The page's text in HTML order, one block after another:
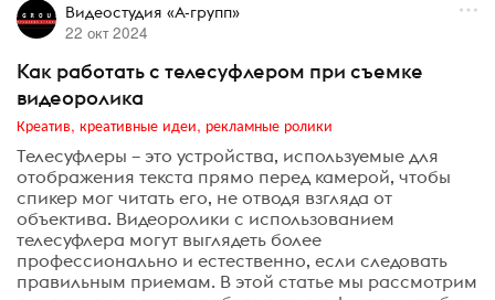
Видеостудия «А-групп»
22 окт 2024
Как работать с телесуфлером при съемке
видеоролика
Креатив, креативные идеи, рекламные ролики
Телесуфлеры – это устройства, используемые для
отображения текста прямо перед камерой, чтобы
спикер мог читать его, не отводя взгляда от
объектива. Видеоролики с использованием
телесуфлера могут выглядеть более
профессионально и естественно, если следовать
правильным приемам. В этой статье мы рассмотрим